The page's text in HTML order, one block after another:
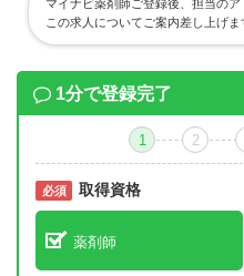
マイナビ薬剤師ご登録後、担当のア
この求人についてご案内差し上げま
1分で登録完了
1 2
必須 取得資格
薬剤師